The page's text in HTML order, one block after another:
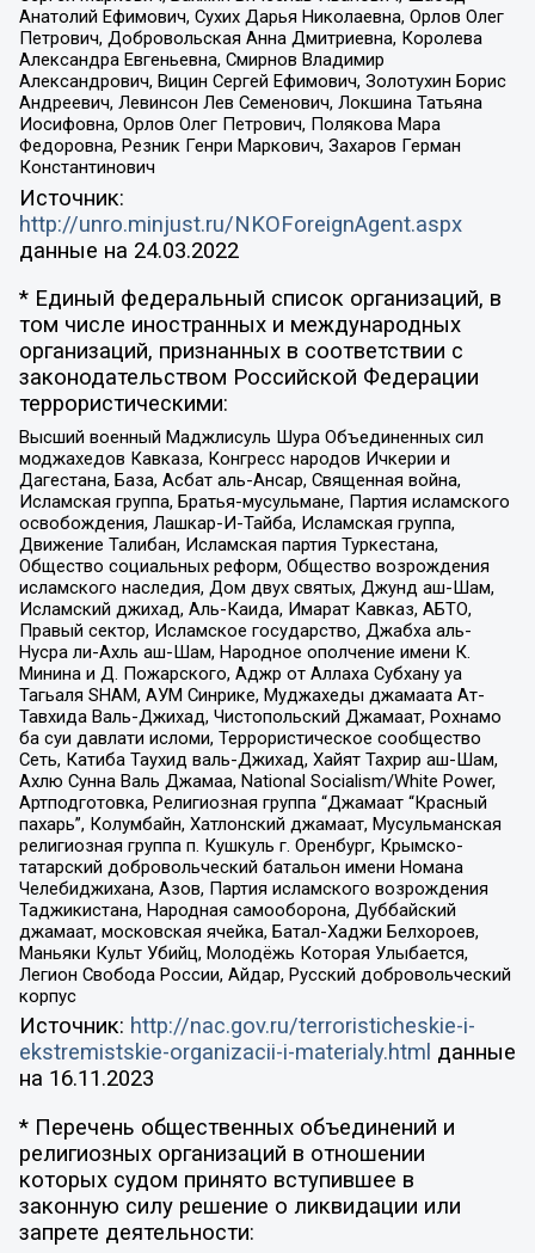
Анатолий Ефимович, Сухих Дарья Николаевна, Орлов Олег
Петрович, Добровольская Анна Дмитриевна, Королева
Александра Евгеньевна, Смирнов Владимир
Александрович, Вицин Сергей Ефимович, Золотухин Борис
Андреевич, Левинсон Лев Семенович, Локшина Татьяна
Иосифовна, Орлов Олег Петрович, Полякова Мара
Федоровна, Резник Генри Маркович, Захаров Герман
Константинович
Источник:
http://unro.minjust.ru/NKOForeignAgent.aspx
данные на 24.03.2022
* Единый федеральный список организаций, в
том числе иностранных и международных
организаций, признанных в соответствии с
законодательством Российской Федерации
террористическими:
Высший военный Маджлисуль Шура Объединенных сил
моджахедов Кавказа, Конгресс народов Ичкерии и
Дагестана, База, Асбат аль-Ансар, Священная война,
Исламская группа, Братья-мусульмане, Партия исламского
освобождения, Лашкар-И-Тайба, Исламская группа,
Движение Талибан, Исламская партия Туркестана,
Общество социальных реформ, Общество возрождения
исламского наследия, Дом двух святых, Джунд аш-Шам,
Исламский джихад, Аль-Каида, Имарат Кавказ, АБТО,
Правый сектор, Исламское государство, Джабха аль-
Нусра ли-Ахль аш-Шам, Народное ополчение имени К.
Минина и Д. Пожарского, Аджр от Аллаха Субхану уа
Тагьаля SHAM, АУМ Синрике, Муджахеды джамаата Ат-
Тавхида Валь-Джихад, Чистопольский Джамаат, Рохнамо
ба суи давлати исломи, Террористическое сообщество
Сеть, Катиба Таухид валь-Джихад, Хайят Тахрир аш-Шам,
Ахлю Сунна Валь Джамаа, National Socialism/White Power,
Артподготовка, Религиозная группа “Джамаат “Красный
пахарь”, Колумбайн, Хатлонский джамаат, Мусульманская
религиозная группа п. Кушкуль г. Оренбург, Крымско-
татарский добровольческий батальон имени Номана
Челебиджихана, Азов, Партия исламского возрождения
Таджикистана, Народная самооборона, Дуббайский
джамаат, московская ячейка, Батал-Хаджи Белхороев,
Маньяки Культ Убийц, Молодёжь Которая Улыбается,
Легион Свобода России, Айдар, Русский добровольческий
корпус
Источник: http://nac.gov.ru/terroristicheskie-i-
ekstremistskie-organizacii-i-materialy.html данные
на 16.11.2023
* Перечень общественных объединений и
религиозных организаций в отношении
которых судом принято вступившее в
законную силу решение о ликвидации или
запрете деятельности: